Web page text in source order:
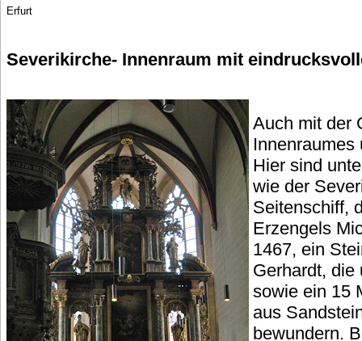
Erfurt
Severikirche- Innenraum mit
Auch mit der
Innenraumes
Hier sind
wie der
Seitenschiff,
Erzengels
1467, ein
Gerhardt, die
sowie ein 15
aus
bewundern.